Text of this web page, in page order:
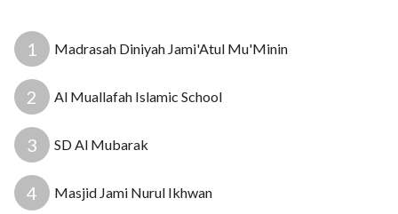
1 Madrasah Diniyah Jami'Atul Mu'Minin
2 Al Muallafah Islamic School
3 SD Al Mubarak
4 Masjid Jami Nurul Ikhwan